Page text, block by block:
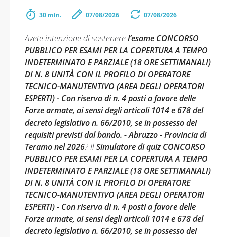
30 min. 07/08/2026 07/08/2026
Avete intenzione di sostenerel’esame CONCORSO
PUBBLICO PER ESAMI PER LA COPERTURA A TEMPO
INDETERMINATO E PARZIALE (18 ORE SETTIMANALI)
DI N. 8 UNITÀ CON IL PROFILO DI OPERATORE
TECNICO-MANUTENTIVO (AREA DEGLI OPERATORI
ESPERTI) - Con riserva di n. 4 posti a favore delle
Forze armate, ai sensi degli articoli 1014 e 678 del
decreto legislativo n. 66/2010, se in possesso dei
requisiti previsti dal bando. - Abruzzo - Provincia di
Teramo nel 2026? IlSimulatore di quiz CONCORSO
PUBBLICO PER ESAMI PER LA COPERTURA A TEMPO
INDETERMINATO E PARZIALE (18 ORE SETTIMANALI)
DI N. 8 UNITÀ CON IL PROFILO DI OPERATORE
TECNICO-MANUTENTIVO (AREA DEGLI OPERATORI
ESPERTI) - Con riserva di n. 4 posti a favore delle
Forze armate, ai sensi degli articoli 1014 e 678 del
decreto legislativo n. 66/2010, se in possesso dei